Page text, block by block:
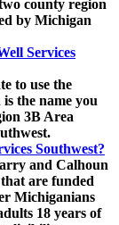
county region
by Michigan
Services
to use the
the name you
3B Area
Southwest?
and Calhoun
are funded
Michiganians
18 years of